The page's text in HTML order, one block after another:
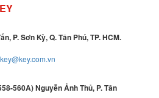
P. Sơn Kỳ, Q. Tân Phú, TP. HCM.
key@key.com.vn
560A) Nguyễn Ảnh Thủ, P. Tân